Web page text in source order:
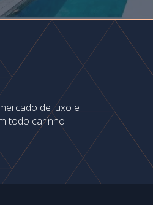
de luxo e
todo carinho